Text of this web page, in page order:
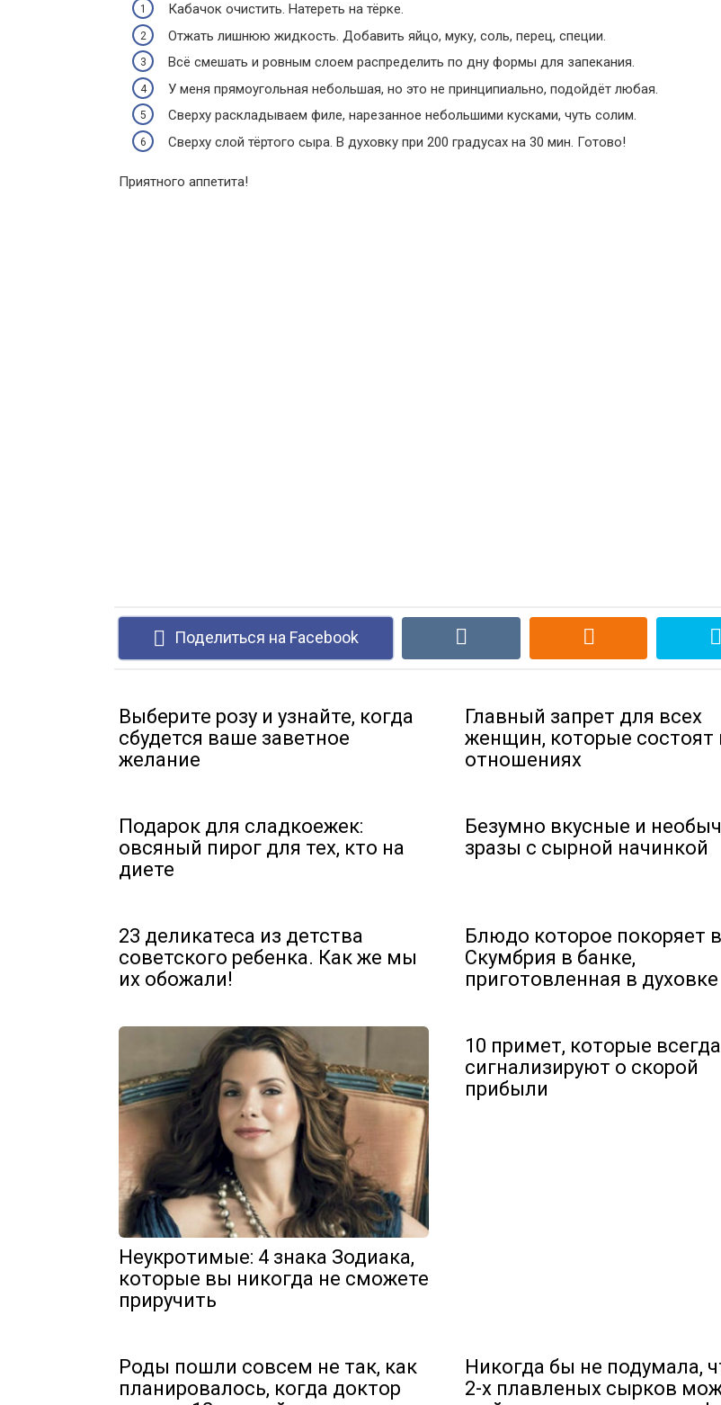
Кабачок очистить. Натереть на тёрке.
Отжать лишнюю жидкость. Добавить яйцо, муку, соль, перец, специи.
Всё смешать и ровным слоем распределить по дну формы для запекания.
У меня прямоугольная небольшая, но это не принципиально, подойдёт любая.
Сверху раскладываем филе, нарезанное небольшими кусками, чуть солим.
Сверху слой тёртого сыра. В духовку при 200 градусах на 30 мин. Готово!
Приятного аппетита!
Поделиться на Facebook
Выберите розу и узнайте, когда
сбудется ваше заветное
желание
Главный запрет для всех
женщин, которые состоят
отношениях
Подарок для сладкоежек:
овсяный пирог для тех, кто на
диете
Безумно вкусные и
зразы с сырной начинкой
23 деликатеса из детства
советского ребенка. Как же мы
их обожали!
Блюдо которое покоряет
Скумбрия в банке,
приготовленная в духовке
Неукротимые: 4 знака Зодиака,
которые вы никогда не сможете
приручить
10 примет, которые всегда
сигнализируют о скорой
прибыли
Роды пошли совсем не так, как
планировалось, когда доктор
Никогда бы не подумала,
2-х плавленых сырков